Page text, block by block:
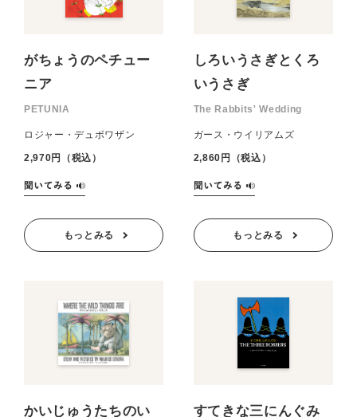
がちょうのペチュー
ニア
PETUNIA
ロジャー・デュボワザン
2,970円（税込）
もっとみる
しろいうさぎとくろ
いうさぎ
The Rabbits' Wedding
ガース・ウイリアムズ
2,860円（税込）
もっとみる
かいじゅうたちのい すてきな三にんぐみ